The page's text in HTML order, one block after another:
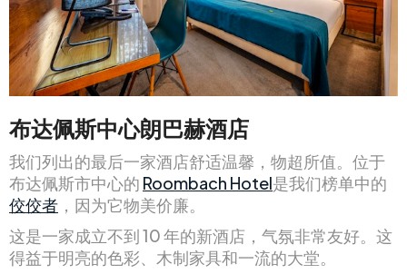
布达佩斯中心朗巴赫酒店
我们列出的最后一家酒店舒适温馨，物超所值。位于
布达佩斯市中心的 Roombach Hotel是我们榜单中的
佼佼者 ，因为它物美价廉。
这是一家成立不到 10 年的新酒店，气氛非常友好。这
得益于明亮的色彩、木制家具和一流的大堂。